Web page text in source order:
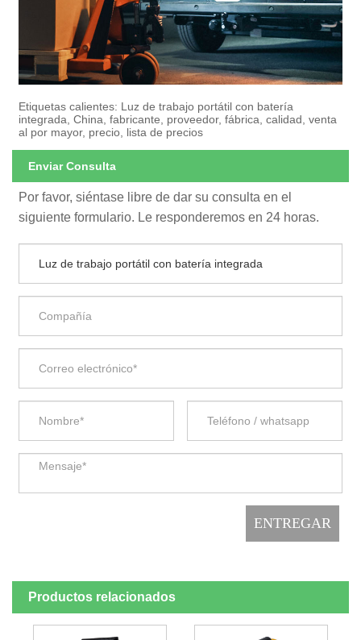
Etiquetas calientes: Luz de trabajo portátil con batería
integrada, China, fabricante, proveedor, fábrica, calidad, venta
al por mayor, precio, lista de precios
Enviar Consulta
Por favor, siéntase libre de dar su consulta en el
siguiente formulario. Le responderemos en 24 horas.
Productos relacionados